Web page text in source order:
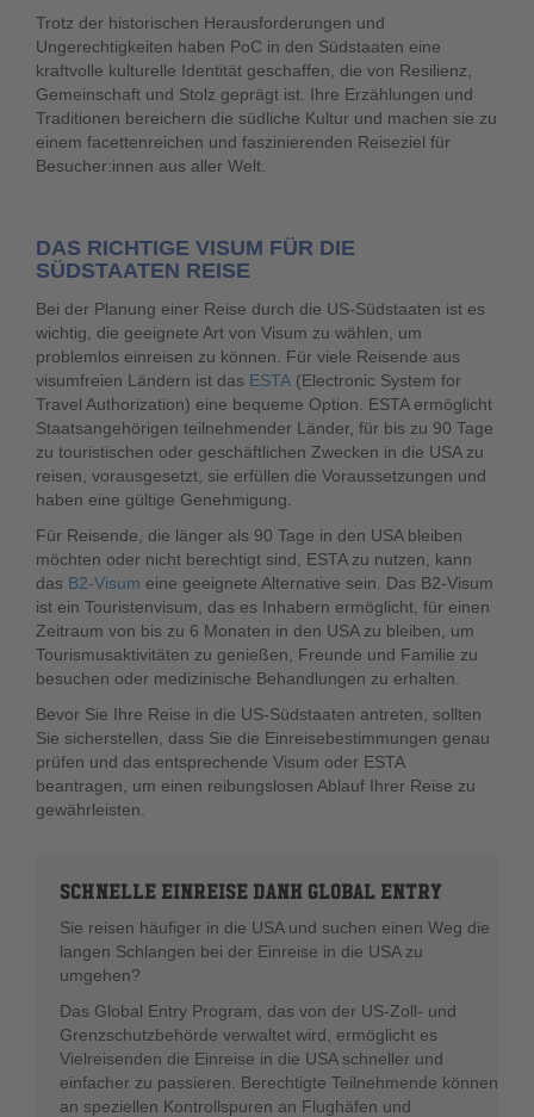
Trotz der historischen Herausforderungen und
Ungerechtigkeiten haben PoC in den Südstaaten eine
kraftvolle kulturelle Identität geschaffen, die von Resilienz,
Gemeinschaft und Stolz geprägt ist. Ihre Erzählungen und
Traditionen bereichern die südliche Kultur und machen sie zu
einem facettenreichen und faszinierenden Reiseziel für
Besucher:innen aus aller Welt.
DAS RICHTIGE VISUM FÜR DIE
SÜDSTAATEN REISE
Bei der Planung einer Reise durch die US-Südstaaten ist es
wichtig, die geeignete Art von Visum zu wählen, um
problemlos einreisen zu können. Für viele Reisende aus
visumfreien Ländern ist das ESTA (Electronic System for
Travel Authorization) eine bequeme Option. ESTA ermöglicht
Staatsangehörigen teilnehmender Länder, für bis zu 90 Tage
zu touristischen oder geschäftlichen Zwecken in die USA zu
reisen, vorausgesetzt, sie erfüllen die Voraussetzungen und
haben eine gültige Genehmigung.
Für Reisende, die länger als 90 Tage in den USA bleiben
möchten oder nicht berechtigt sind, ESTA zu nutzen, kann
das B2-Visum eine geeignete Alternative sein. Das B2-Visum
ist ein Touristenvisum, das es Inhabern ermöglicht, für einen
Zeitraum von bis zu 6 Monaten in den USA zu bleiben, um
Tourismusaktivitäten zu genießen, Freunde und Familie zu
besuchen oder medizinische Behandlungen zu erhalten.
Bevor Sie Ihre Reise in die US-Südstaaten antreten, sollten
Sie sicherstellen, dass Sie die Einreisebestimmungen genau
prüfen und das entsprechende Visum oder ESTA
beantragen, um einen reibungslosen Ablauf Ihrer Reise zu
gewährleisten.
SCHNELLE EINREISE DANK GLOBAL ENTRY
Sie reisen häufiger in die USA und suchen einen Weg die
langen Schlangen bei der Einreise in die USA zu
umgehen?
Das Global Entry Program, das von der US-Zoll- und
Grenzschutzbehörde verwaltet wird, ermöglicht es
Vielreisenden die Einreise in die USA schneller und
einfacher zu passieren. Berechtigte Teilnehmende können
an speziellen Kontrollspuren an Flughäfen und